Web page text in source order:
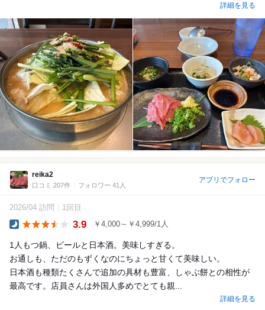
詳細を見る
reika2
口コミ 207件 フォロワー 41人
アプリでフォロー
2026/04 訪問 1回目
3.9 ￥4,000～￥4,999/1人
1人もつ鍋、ビールと日本酒。美味しすぎる。
お通しも、ただのもずくなのにちょっと甘くて美味しい。
日本酒も種類たくさんで追加の具材も豊富、しゃぶ餅との相性が
最高です。店員さんは外国人多めでとても親...
詳細を見る